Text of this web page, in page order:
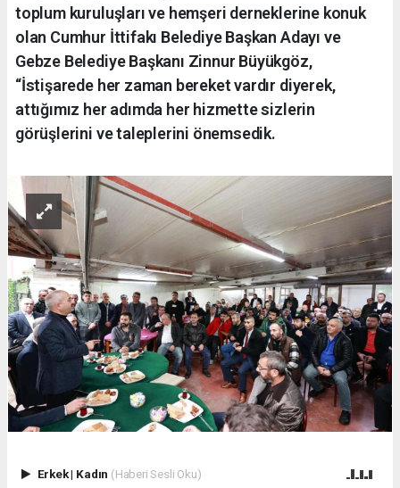
toplum kuruluşları ve hemşeri derneklerine konuk
olan Cumhur İttifakı Belediye Başkan Adayı ve
Gebze Belediye Başkanı Zinnur Büyükgöz,
“İstişarede her zaman bereket vardır diyerek,
attığımız her adımda her hizmette sizlerin
görüşlerini ve taleplerini önemsedik.
Erkek| Kadın (Haberi Sesli Oku)